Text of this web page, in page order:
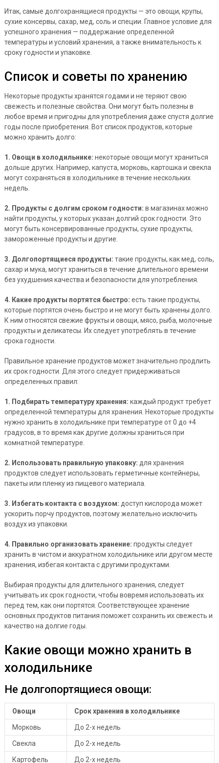
Итак, самые долгохранящиеся продукты — это овощи, крупы,
сухие консервы, сахар, мед, соль и специи. Главное условие для
успешного хранения — поддержание определенной
температуры и условий хранения, а также внимательность к
сроку годности и упаковке.
Список и советы по хранению
Некоторые продукты хранятся годами и не теряют свою
свежесть и полезные свойства. Они могут быть полезны в
любое время и пригодны для употребления даже спустя долгие
годы после приобретения. Вот список продуктов, которые
можно хранить долго:
1. Овощи в холодильнике: некоторые овощи могут храниться
дольше других. Например, капуста, морковь, картошка и свекла
могут сохраняться в холодильнике в течение нескольких
недель.
2. Продукты с долгим сроком годности: в магазинах можно
найти продукты, у которых указан долгий срок годности. Это
могут быть консервированные продукты, сухие продукты,
замороженные продукты и другие.
3. Долгопортящиеся продукты: такие продукты, как мед, соль,
сахар и мука, могут храниться в течение длительного времени
без ухудшения качества и безопасности для употребления.
4. Какие продукты портятся быстро: есть такие продукты,
которые портятся очень быстро и не могут быть хранены долго.
К ним относятся свежие фрукты и овощи, мясо, рыба, молочные
продукты и деликатесы. Их следует употреблять в течение
срока годности.
Правильное хранение продуктов может значительно продлить
их срок годности. Для этого следует придерживаться
определенных правил:
1. Подбирать температуру хранения: каждый продукт требует
определенной температуры для хранения. Некоторые продукты
нужно хранить в холодильнике при температуре от 0 до +4
градусов, в то время как другие должны храниться при
комнатной температуре.
2. Использовать правильную упаковку: для хранения
продуктов следует использовать герметичные контейнеры,
пакеты или пленку из пищевого материала.
3. Избегать контакта с воздухом: доступ кислорода может
ускорить порчу продуктов, поэтому желательно исключить
воздух из упаковки.
4. Правильно организовать хранение: продукты следует
хранить в чистом и аккуратном холодильнике или другом месте
хранения, избегая контакта с другими продуктами.
Выбирая продукты для длительного хранения, следует
учитывать их срок годности, чтобы вовремя использовать их
перед тем, как они портятся. Соответствующее хранение
основных продуктов питания поможет сохранить их свежесть и
качество на долгие годы.
Какие овощи можно хранить в
холодильнике
Не долгопортящиеся овощи:
Овощи Срок хранения в холодильнике
Морковь До 2-х недель
Свекла До 2-х недель
Картофель До 2-х недель